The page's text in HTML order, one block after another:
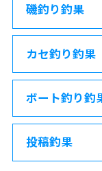
磯釣り釣果
カセ釣り釣果
ボート釣り釣
投稿釣果